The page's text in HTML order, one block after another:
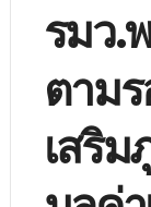
รมว.
ตามร
เสริ